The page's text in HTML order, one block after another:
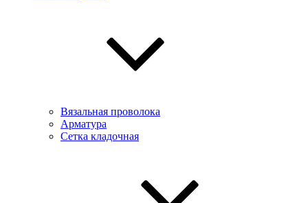
Вязальная проволока
Арматура
Сетка кладочная